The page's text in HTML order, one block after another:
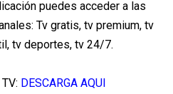
puedes acceder a las
Tv gratis, tv premium, tv
tv deportes, tv 24/7.
DESCARGA AQUI